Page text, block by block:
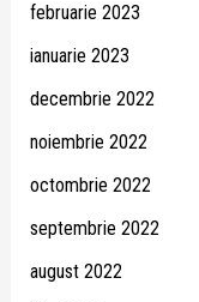
februarie 2023
ianuarie 2023
decembrie 2022
noiembrie 2022
octombrie 2022
septembrie 2022
august 2022